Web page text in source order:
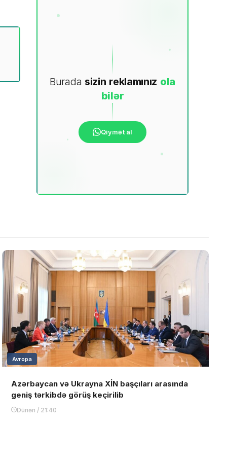
Burada sizin reklamınız ola
bilər
Qiymət al
Avropa
Azərbaycan və Ukrayna XİN başçıları arasında
geniş tərkibdə görüş keçirilib
Dünən / 21:40